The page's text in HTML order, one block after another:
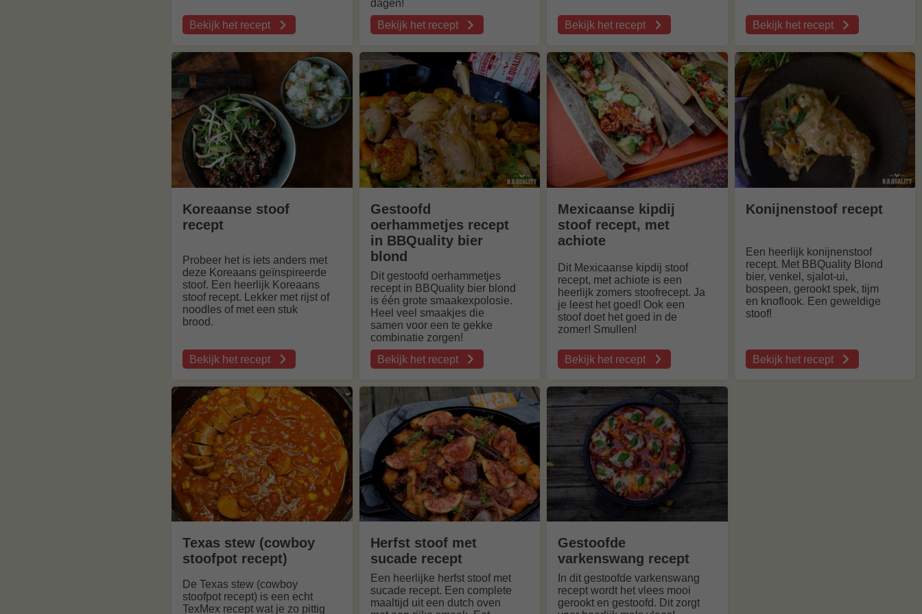
Bekijk het recept
over
lamsspare
ribs
met
een
uien
balsamicosaus
dagen!
Bekijk het recept
over
recept
met
stoofkrieltjes
en
geroosterde
hazelnootjes
Bekijk het recept
over
runderstoof
met
sucade
en
guanciale
recept
Bekijk het recept
over
stoof
recept
Koreaanse stoof
recept
Probeer het is iets anders met
deze Koreaans geïnspireerde
stoof. Een heerlijk Koreaans
stoof recept. Lekker met rijst of
noodles of met een stuk
brood.
Bekijk het recept
over
stoof
recept
Gestoofd
oerhammetjes recept
in BBQuality bier
blond
Dit gestoofd oerhammetjes
recept in BBQuality bier blond
is één grote smaakexpolosie.
Heel veel smaakjes die
samen voor een te gekke
combinatie zorgen!
Bekijk het recept
over
oerhammetjes
BBQuality
bier
blond
Mexicaanse kipdij
stoof recept, met
achiote
Dit Mexicaanse kipdij stoof
recept, met achiote is een
heerlijk zomers stoofrecept. Ja
je leest het goed! Ook een
stoof doet het goed in de
zomer! Smullen!
Bekijk het recept
over
kipdij
stoof
recept,
met
achiote
Konijnenstoof recept
Een heerlijk konijnenstoof
recept. Met BBQuality Blond
bier, venkel, sjalot-ui,
bospeen, gerookt spek, tijm
en knoflook. Een geweldige
stoof!
Bekijk het recept
over
Texas stew (cowboy
stoofpot recept)
De Texas stew (cowboy
stoofpot recept) is een echt
TexMex recept wat je zo pittig
Herfst stoof met
sucade recept
Een heerlijke herfst stoof met
sucade recept. Een complete
maaltijd uit een dutch oven
Gestoofde
varkenswang recept
In dit gestoofde varkenswang
recept wordt het vlees mooi
gerookt en gestoofd. Dit zorgt